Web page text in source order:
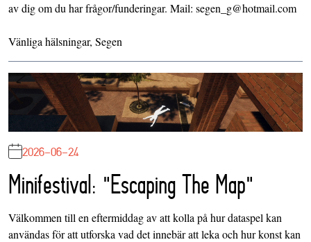
av dig om du har frågor/funderingar. Mail: segen_g@hotmail.com
Vänliga hälsningar, Segen
2026-06-24
Minifestival: "Escaping The Map"
Välkommen till en eftermiddag av att kolla på hur dataspel kan
användas för att utforska vad det innebär att leka och hur konst kan